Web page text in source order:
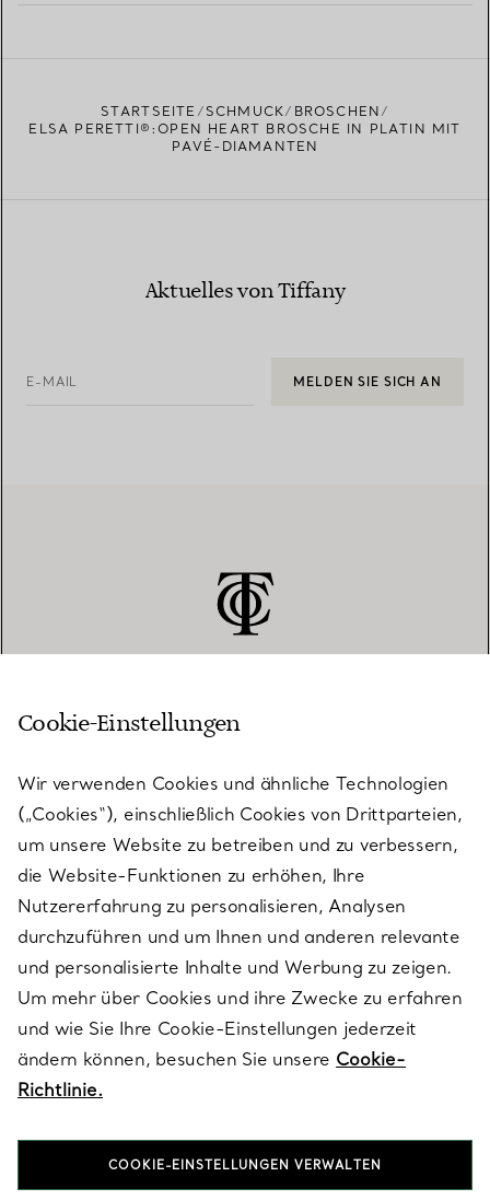
STARTSEITE SCHMUCK
BROSCHEN
ELSA PERETTI®:OPEN HEART BROSCHE IN PLATIN MIT
PAVÉ-DIAMANTEN
Aktuelles von Tiffany
E-MAIL MELDEN SIE SICH AN
KUNDENSERVICE
SERVICES
ÜBER TIFFANY & CO.
RECHTLICHE HINWEISE
FOLGEN SIE UNS
Cookie-Einstellungen
Wir verwenden Cookies und ähnliche Technologien
(„Cookies“), einschließlich Cookies von Drittparteien,
um unsere Website zu betreiben und zu verbessern,
die Website-Funktionen zu erhöhen, Ihre
Nutzererfahrung zu personalisieren, Analysen
durchzuführen und um Ihnen und anderen relevante
und personalisierte Inhalte und Werbung zu zeigen.
Um mehr über Cookies und ihre Zwecke zu erfahren
und wie Sie Ihre Cookie-Einstellungen jederzeit
ändern können, besuchen Sie unsere Cookie-
Richtlinie.
COOKIE-EINSTELLUNGEN VERWALTEN